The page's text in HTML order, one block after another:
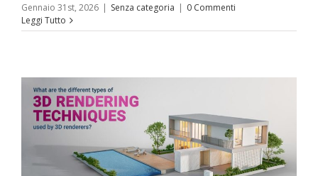
Gennaio 31st, 2026 | Senza categoria | 0 Commenti
Leggi Tutto